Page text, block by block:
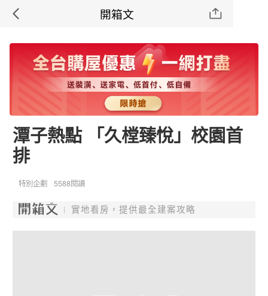
開箱文
潭子熱點 「久樘臻悅」校園首
排
特別企劃 5588閱讀
實地看房，提供最全建案攻略